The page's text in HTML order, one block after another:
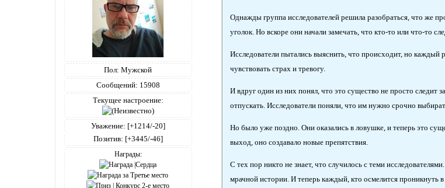
Пол: Мужской
Сообщений: 15908
Текущее настроение:
Уважение: [+1214/-20]
Позитив: [+3445/-46]
Награды:
Однажды группа исследователей решила разобраться, что же
уголок. Но вскоре они начали замечать, что кто-то или что-то
Исследователи пытались выяснить, что происходит, но каждый
чувствовать страх и тревогу.
И вдруг один из них понял, что это существо не просто следит
отпускать. Исследователи поняли, что им нужно срочно
Но было уже поздно. Они оказались в ловушке, и теперь это
выход, оно создавало новые препятствия.
С тех пор никто не знает, что случилось с теми
мрачной истории. И теперь каждый, кто осмелится проникнуть